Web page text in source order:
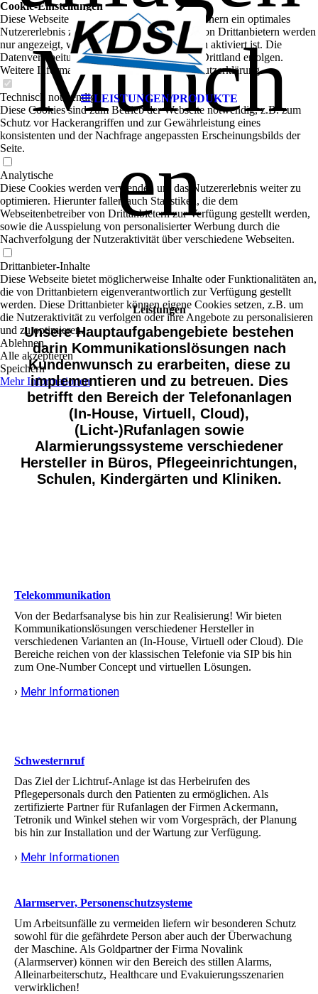
LEISTUNGEN/PRODUKTE
Münch
en
Leistungen
Unsere Hauptaufgabengebiete bestehen
darin Kommunikationslösungen nach
Kundenwunsch zu erarbeiten, diese zu
implementieren und zu betreuen. Dies
betrifft den Bereich der Telefonanlagen
(In-House, Virtuell, Cloud),
(Licht-)Rufanlagen sowie
Alarmierungssysteme verschiedener
Hersteller in Büros, Pflegeeinrichtungen,
Schulen, Kindergärten und Kliniken.
Telekommunikation
Von der Bedarfsanalyse bis hin zur Realisierung! Wir bieten
Kommunikationslösungen verschiedener Hersteller in
verschiedenen Varianten an (In-House, Virtuell oder Cloud). Die
Bereiche reichen von der klassischen Telefonie via SIP bis hin
zum One-Number Concept und virtuellen Lösungen.
› Mehr Informationen
Schwesternruf
Das Ziel der Lichtruf-Anlage ist das Herbeirufen des
Pflegepersonals durch den Patienten zu ermöglichen. Als
zertifizierte Partner für Rufanlagen der Firmen Ackermann,
Tetronik und Winkel stehen wir vom Vorgespräch, der Planung
bis hin zur Installation und der Wartung zur Verfügung.
› Mehr Informationen
Alarmserver, Personenschutzsysteme
Um Arbeitsunfälle zu vermeiden liefern wir besonderen Schutz
sowohl für die gefährdete Person aber auch der Überwachung
der Maschine. Als Goldpartner der Firma Novalink
(Alarmserver) können wir den Bereich des stillen Alarms,
Alleinarbeiterschutz, Healthcare und Evakuierungsszenarien
verwirklichen!
Cookie-Einstellungen
Diese Webseite verwendet Cookies, um Besuchern ein optimales
Nutzererlebnis zu bieten. Bestimmte Inhalte von Drittanbietern werden
nur angezeigt, wenn die entsprechende Option aktiviert ist. Die
Datenverarbeitung kann dann auch in einem Drittland erfolgen.
Weitere Informationen hierzu in der Datenschutzerklärung.
Technisch notwendige
Diese Cookies sind zum Betrieb der Webseite notwendig, z.B. zum
Schutz vor Hackerangriffen und zur Gewährleistung eines
konsistenten und der Nachfrage angepassten Erscheinungsbilds der
Seite.
Analytische
Diese Cookies werden verwendet, um das Nutzererlebnis weiter zu
optimieren. Hierunter fallen auch Statistiken, die dem
Webseitenbetreiber von Drittanbietern zur Verfügung gestellt werden,
sowie die Ausspielung von personalisierter Werbung durch die
Nachverfolgung der Nutzeraktivität über verschiedene Webseiten.
Drittanbieter-Inhalte
Diese Webseite bietet möglicherweise Inhalte oder Funktionalitäten an,
die von Drittanbietern eigenverantwortlich zur Verfügung gestellt
werden. Diese Drittanbieter können eigene Cookies setzen, z.B. um
die Nutzeraktivität zu verfolgen oder ihre Angebote zu personalisieren
und zu optimieren.
Ablehnen
Alle akzeptieren
Speichern
Mehr Informationen